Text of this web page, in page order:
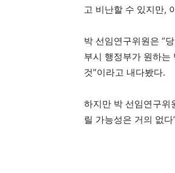
고 비난할 수 있지만,
박 선임연구위원은 “
부시 행정부가 원하는
것”이라고 내다봤다.
하지만 박 선임연구위
릴 가능성은 거의 없